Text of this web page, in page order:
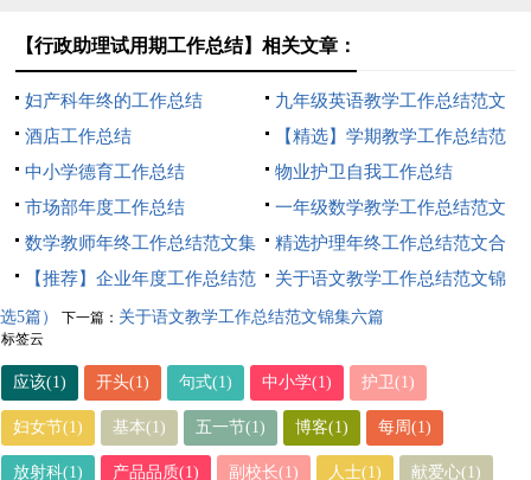
【行政助理试用期工作总结】相关文章：
妇产科年终的工作总结
九年级英语教学工作总结范文
（精选5篇）
酒店工作总结
【精选】学期教学工作总结范
文锦集8篇
中小学德育工作总结
物业护卫自我工作总结
市场部年度工作总结
一年级数学教学工作总结范文
数学教师年终工作总结范文集
锦8篇
精选护理年终工作总结范文合
集9篇
【推荐】企业年度工作总结范
文锦集9篇
关于语文教学工作总结范文锦
集六篇
选5篇） 下一篇： 关于语文教学工作总结范文锦集六篇
标签云
应该(1) 开头(1) 句式(1) 中小学(1) 护卫(1)
妇女节(1) 基本(1) 五一节(1) 博客(1) 每周(1)
放射科(1) 产品品质(1) 副校长(1) 人士(1) 献爱心(1)